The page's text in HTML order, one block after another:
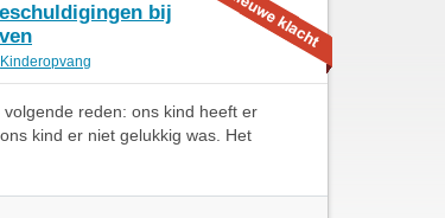
bij
Kinderopvang
reden: ons kind heeft er
kind er niet gelukkig was. Het